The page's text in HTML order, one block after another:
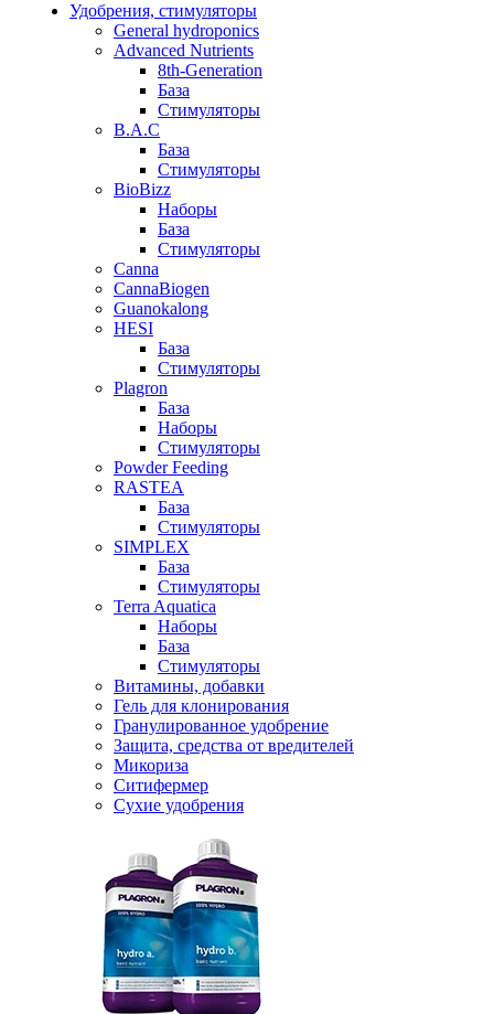
Удобрения, стимуляторы
General hydroponics
Advanced Nutrients
8th-Generation
База
Стимуляторы
B.A.C
База
Стимуляторы
BioBizz
Наборы
База
Стимуляторы
Canna
CannaBiogen
Guanokalong
HESI
База
Стимуляторы
Plagron
База
Наборы
Стимуляторы
Powder Feeding
RASTEA
База
Стимуляторы
SIMPLEX
База
Стимуляторы
Terra Aquatica
Наборы
База
Стимуляторы
Витамины, добавки
Гель для клонирования
Гранулированное удобрение
Защита, средства от вредителей
Микориза
Ситифермер
Сухие удобрения